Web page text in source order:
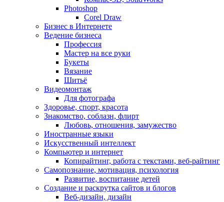
Photoshop
Corel Draw
Бизнес в Интернете
Ведение бизнеса
Профессия
Мастер на все руки
Букеты
Вязание
Шитьё
Видеомонтаж
Для фотографа
Здоровье, спорт, красота
Знакомство, соблазн, флирт
Любовь, отношения, замужество
Иностранные языки
Искусственный интеллект
Компьютер и интернет
Копирайтинг, работа с текстами, веб-райтинг
Самопознание, мотивация, психология
Развитие, воспитание детей
Создание и раскрутка сайтов и блогов
Веб-дизайн, дизайн